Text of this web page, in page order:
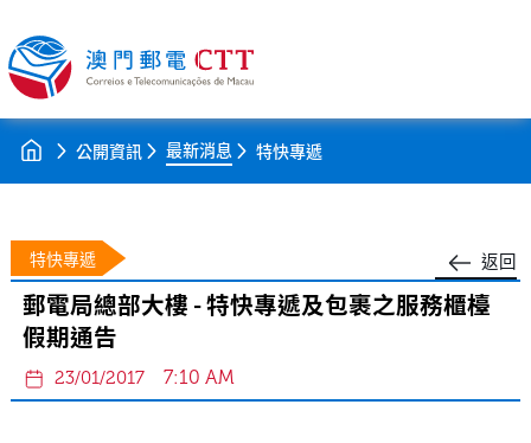
公開資訊 最新消息 特快專遞
返回
特快專遞
郵電局總部大樓 - 特快專遞及包裹之服務櫃檯
假期通告
23/01/2017 7:10 AM